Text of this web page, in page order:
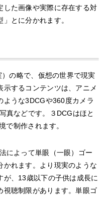
した画像や実際に存在する対
とに分かれます。
の略で、仮想の世界で現実
するコンテンツは、アニメ
ような3DCGや360度カメラ
真などです。３DCGはほと
で制作されます。
によって単眼（一眼）ゴー
かれます。より現実のような
が、13歳以下の子供は成長に
視聴制限があります。単眼ゴ